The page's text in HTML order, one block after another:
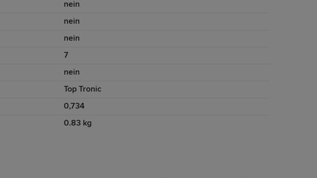
nein
nein
nein
7
nein
Top Tronic
0,734
0.83 kg